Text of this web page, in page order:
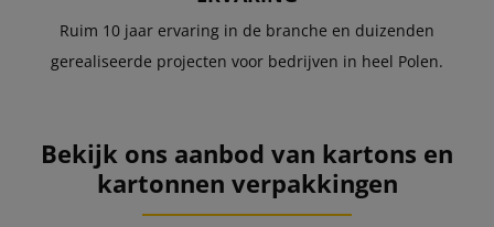
Ruim 10 jaar ervaring in de branche en duizenden
gerealiseerde projecten voor bedrijven in heel Polen.
Bekijk ons aanbod van kartons en
kartonnen verpakkingen